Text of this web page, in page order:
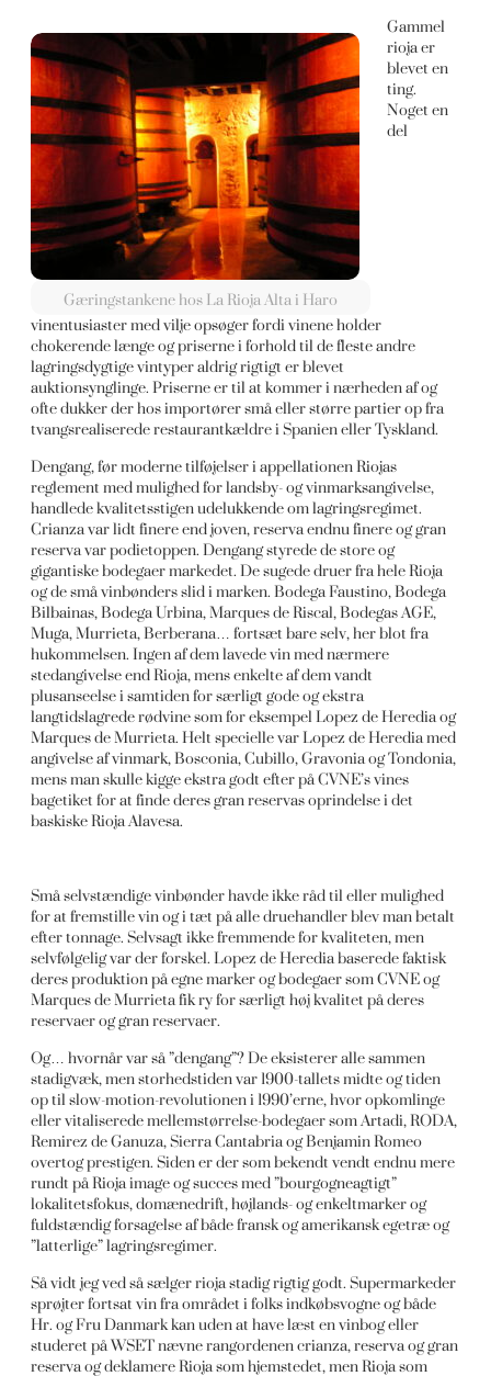
Gæringstankene hos La Rioja Alta i Haro
Gammel
rioja er
blevet en
ting.
Noget en
del
vinentusiaster med vilje opsøger fordi vinene holder
chokerende længe og priserne i forhold til de fleste andre
lagringsdygtige vintyper aldrig rigtigt er blevet
auktionsynglinge. Priserne er til at kommer i nærheden af og
ofte dukker der hos importører små eller større partier op fra
tvangsrealiserede restaurantkældre i Spanien eller Tyskland.
Dengang, før moderne tilføjelser i appellationen Riojas
reglement med mulighed for landsby- og vinmarksangivelse,
handlede kvalitetsstigen udelukkende om lagringsregimet.
Crianza var lidt finere end joven, reserva endnu finere og gran
reserva var podietoppen. Dengang styrede de store og
gigantiske bodegaer markedet. De sugede druer fra hele Rioja
og de små vinbønders slid i marken. Bodega Faustino, Bodega
Bilbainas, Bodega Urbina, Marques de Riscal, Bodegas AGE,
Muga, Murrieta, Berberana… fortsæt bare selv, her blot fra
hukommelsen. Ingen af dem lavede vin med nærmere
stedangivelse end Rioja, mens enkelte af dem vandt
plusanseelse i samtiden for særligt gode og ekstra
langtidslagrede rødvine som for eksempel Lopez de Heredia og
Marques de Murrieta. Helt specielle var Lopez de Heredia med
angivelse af vinmark, Bosconia, Cubillo, Gravonia og Tondonia,
mens man skulle kigge ekstra godt efter på CVNE’s vines
bagetiket for at finde deres gran reservas oprindelse i det
baskiske Rioja Alavesa.
Små selvstændige vinbønder havde ikke råd til eller mulighed
for at fremstille vin og i tæt på alle druehandler blev man betalt
efter tonnage. Selvsagt ikke fremmende for kvaliteten, men
selvfølgelig var der forskel. Lopez de Heredia baserede faktisk
deres produktion på egne marker og bodegaer som CVNE og
Marques de Murrieta fik ry for særligt høj kvalitet på deres
reservaer og gran reservaer.
Og… hvornår var så ”dengang”? De eksisterer alle sammen
stadigvæk, men storhedstiden var 1900-tallets midte og tiden
op til slow-motion-revolutionen i 1990’erne, hvor opkomlinge
eller vitaliserede mellemstørrelse-bodegaer som Artadi, RODA,
Remirez de Ganuza, Sierra Cantabria og Benjamin Romeo
overtog prestigen. Siden er der som bekendt vendt endnu mere
rundt på Rioja image og succes med ”bourgogneagtigt”
lokalitetsfokus, domænedrift, højlands- og enkeltmarker og
fuldstændig forsagelse af både fransk og amerikansk egetræ og
”latterlige” lagringsregimer.
Så vidt jeg ved så sælger rioja stadig rigtig godt. Supermarkeder
sprøjter fortsat vin fra området i folks indkøbsvogne og både
Hr. og Fru Danmark kan uden at have læst en vinbog eller
studeret på WSET nævne rangordenen crianza, reserva og gran
reserva og deklamere Rioja som hjemstedet, men Rioja som